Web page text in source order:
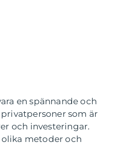
en spännande och
som är
och investeringar.
metoder och